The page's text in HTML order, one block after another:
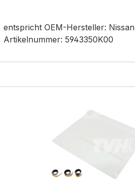
entspricht OEM-Hersteller: Nissan
Artikelnummer: 5943350K00